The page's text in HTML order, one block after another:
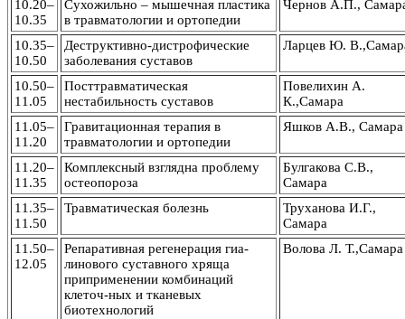
10.20–
10.35
Сухожильно – мышечная пластика
в травматологии и ортопедии
Чернов А.П.,
10.35–
10.50
Деструктивно-дистрофические
заболевания суставов
Ларцев Ю.
10.50–
11.05
Посттравматическая
нестабильность суставов
Повелихин А.
К.,Самара
11.05–
11.20
Гравитационная терапия в
травматологии и ортопедии
Яшков А.В., Самара
11.20–
11.35
Комплексный взглядна проблему
остеопороза
Булгакова С.В.,
Самара
11.35–
11.50
Травматическая болезнь
Труханова И.Г.,
Самара
11.50–
12.05
Репаративная регенерация гиа-
линового суставного хряща
приприменении комбинаций
клеточ-ных и тканевых
биотехнологий
Волова Л. Т.,Самара